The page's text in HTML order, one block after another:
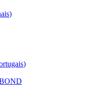
)
)